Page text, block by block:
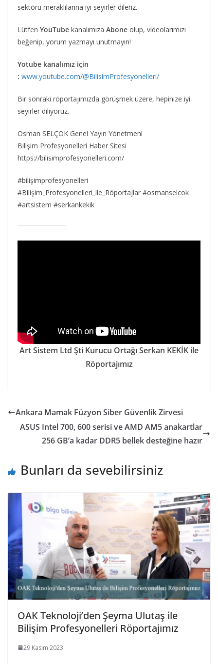
sektörü meraklılarına iyi seyirler dileriz.
Lütfen YouTube kanalımıza Abone olup, videolarımızı
beğenip, yorum yazmayı unutmayın!
Yotube kanalımız için
: www.youtube.com/@BilisimProfesyonelleri/
Bir sonraki röportajımızda görüşmek üzere, hepinize iyi
seyirler diliyoruz.
Osman SELÇOK Genel Yayın Yönetmeni
Bilişim Profesyonelleri Haber Sitesi
https://bilisimprofesyonelleri.com/
#bilişimprofesyonelleri
#Bilişim_Profesyonelleri_ile_Röportajlar #osmanselcok
#artsistem #serkankekik
Art Sistem Ltd Şti Kurucu Ortağı Serkan KEKİK ile
Röportajımız
Ankara Mamak Füzyon Siber Güvenlik Zirvesi
ASUS Intel 700, 600 serisi ve AMD AM5 anakartlar
256 GB’a kadar DDR5 bellek desteğine hazır
Bunları da sevebilirsiniz
OAK Teknoloji’den Şeyma Ulutaş ile
Bilişim Profesyonelleri Röportajımız
29 Kasım 2023